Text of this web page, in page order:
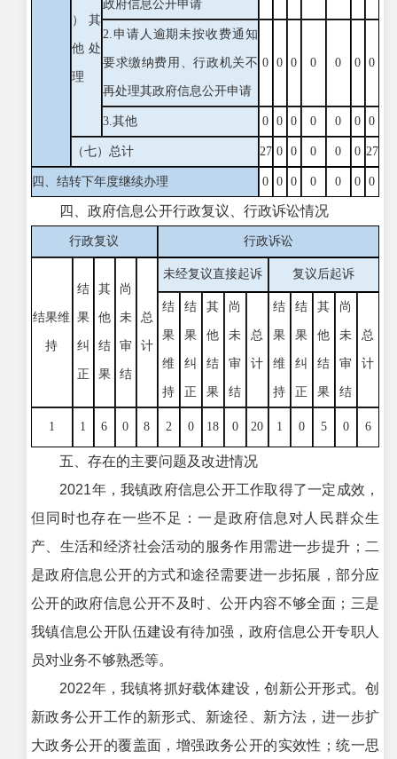
）其
他处
理
政府信息公开申请
2.申请人逾期未按收费通知
要求缴纳费用、行政机关不
再处理其政府信息公开申请
0 0 0 0 0 0 0
3.其他 0 0 0 0 0 0 0
（七）总计 27 0 0 0 0 0 27
四、结转下年度继续办理 0 0 0 0 0 0 0
四、政府信息公开行政复议、行政诉讼情况
行政复议 行政诉讼
结果维
持
结
果
纠
正
其
他
结
果
尚
未
审
结
总
计
未经复议直接起诉 复议后起诉
结
果
维
持
结
果
纠
正
其
他
结
果
尚
未
审
结
总
计
结
果
维
持
结
果
纠
正
其
他
结
果
尚
未
审
结
总
计
1 1 6 0 8 2 0 18 0 20 1 0 5 0 6
五、存在的主要问题及改进情况
2021年，我镇政府信息公开工作取得了一定成效，
但同时也存在一些不足：一是政府信息对人民群众生
产、生活和经济社会活动的服务作用需进一步提升；二
是政府信息公开的方式和途径需要进一步拓展，部分应
公开的政府信息公开不及时、公开内容不够全面；三是
我镇信息公开队伍建设有待加强，政府信息公开专职人
员对业务不够熟悉等。
2022年，我镇将抓好载体建设，创新公开形式。创
新政务公开工作的新形式、新途径、新方法，进一步扩
大政务公开的覆盖面，增强政务公开的实效性；统一思